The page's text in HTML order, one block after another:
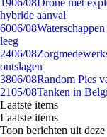
1906/08Drone met
hybride aanval
6006/08
leeg
2406/08
ontslagen
3806/08Random Pics
2105/08Tanken in
Laatste items
Laatste items
Toon berichten uit deze